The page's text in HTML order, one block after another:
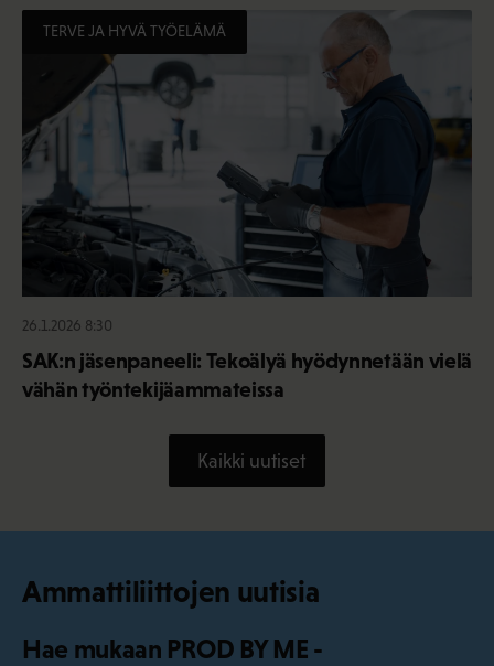
TERVE JA HYVÄ TYÖELÄMÄ
26.1.2026 8:30
SAK:n jäsenpaneeli: Tekoälyä hyödynnetään vielä
vähän työntekijäammateissa
Kaikki uutiset
Ammattiliittojen uutisia
Hae mukaan PROD BY ME -